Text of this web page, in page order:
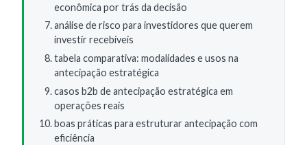
econômica por trás da decisão
análise de risco para investidores que querem
investir recebíveis
tabela comparativa: modalidades e usos na
antecipação estratégica
casos b2b de antecipação estratégica em
operações reais
boas práticas para estruturar antecipação com
eficiência